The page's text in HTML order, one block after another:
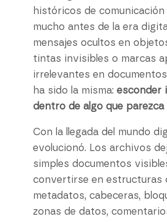
históricos de comunicación
mucho antes de la era
mensajes ocultos en
tintas invisibles o marcas
irrelevantes en
ha sido la misma: esconder
dentro de algo que
Con la llegada del mundo
evolucionó. Los archivos
simples documentos
convertirse en estructuras
metadatos, cabeceras,
zonas de datos,